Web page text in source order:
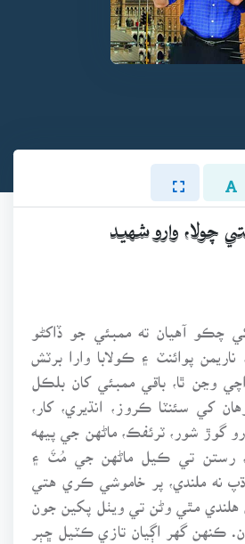
چولا، وارو شهيد
چڪو آهيان ته ممبئي جو ڏاکڻو
پوائنٽ ۽ ڪولابا وارا برٽش
اچي وڃن ٿا، باقي ممبئي کان بلڪل
کي سئنٽا ڪروز، انڌيري، کار،
گوڙ شور، ٽرئفڪ، ماڻهن جي پيهه
رستن تي ڪيل ماڻهن جي مُٽَ ۽
نه ملندي، پر خاموشي ڪري هتي
هلندي مٿي وڻن تي ويٺل پکين جون
ڪنهن گهر اڳيان تازي ڪٽيل ڇٻر